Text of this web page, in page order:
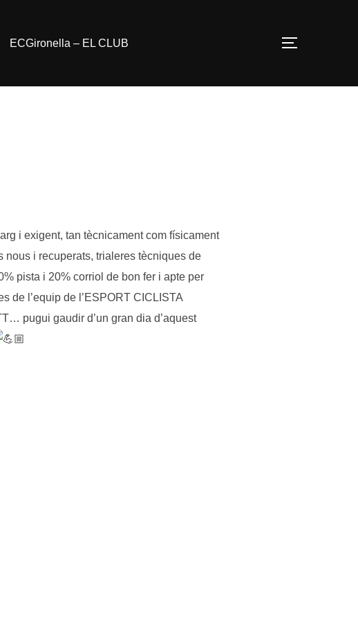
ECGironella – EL CLUB TOGGLE
i exigent, tan tècnicament com físicament
nous i recuperats, trialeres tècniques de
pista i 20% corriol de bon fer i apte per
de l’equip de l’ESPORT CICLISTA
pugui gaudir d’un gran dia d’aquest